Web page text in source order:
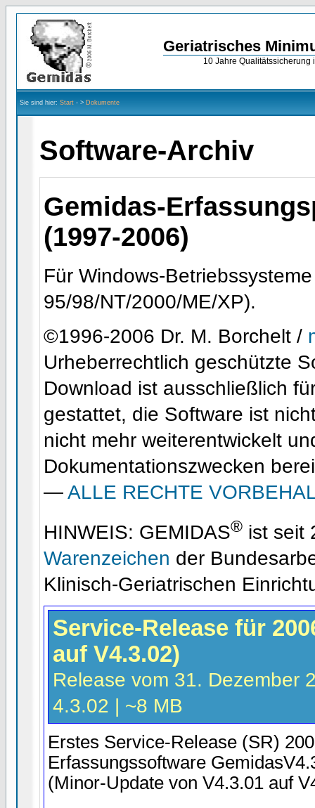
Geriatrisches
10 Jahre
Sie sind hier:Start - > Dokumente
Software-Archiv
Gemidas-
(1997-2006)
Für Windows-
95/98/NT/2000/ME/XP).
©1996-2006 Dr. M. Borchelt /
Urheberrechtlich geschützte
Download ist ausschließlich
gestattet, die Software ist
nicht mehr weiterentwickelt
Dokumentationszwecken
—ALLE RECHTE
HINWEIS: GEMIDAS® ist seit
Warenzeichen der
Klinisch-Geriatrischen
Service-Release für
auf V4.3.02)
Release vom 31. Dezember
4.3.02 | ~8 MB
Erstes Service-Release (SR)
Erfassungssoftware
(Minor-Update von V4.3.01 auf